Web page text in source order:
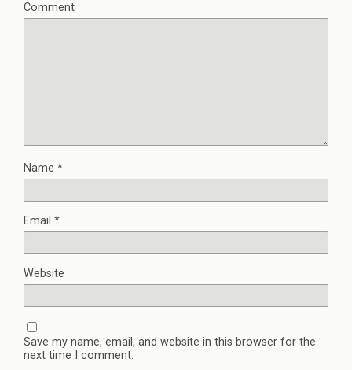
Comment
Name *
Email *
Website
Save my name, email, and website in this browser for the
next time I comment.